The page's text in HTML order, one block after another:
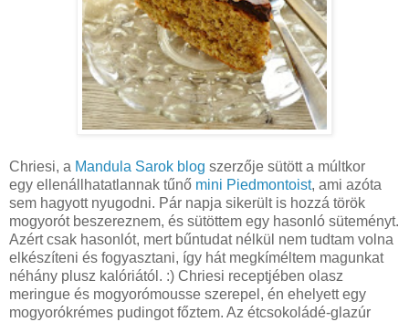
Chriesi, a Mandula Sarok blog szerzője sütött a múltkor
egy ellenállhatatlannak tűnő mini Piedmontoist, ami azóta
sem hagyott nyugodni. Pár napja sikerült is hozzá török
mogyorót beszereznem, és sütöttem egy hasonló süteményt.
Azért csak hasonlót, mert bűntudat nélkül nem tudtam volna
elkészíteni és fogyasztani, így hát megkíméltem magunkat
néhány plusz kalóriától. :) Chriesi receptjében olasz
meringue és mogyorómousse szerepel, én ehelyett egy
mogyorókrémes pudingot főztem. Az étcsokoládé-glazúr